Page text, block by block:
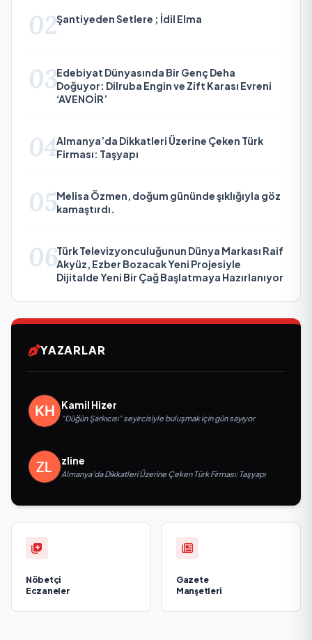
02Şantiyeden Setlere ; İdil Elma
03Edebiyat Dünyasında Bir Genç Deha
Doğuyor: Dilruba Engin ve Zift Karası Evreni
‘AVENOİR’
04Almanya’da Dikkatleri Üzerine Çeken Türk
Firması: Taşyapı
05Melisa Özmen, doğum gününde şıklığıyla göz
kamaştırdı.
06Türk Televizyonculuğunun Dünya Markası Raif
Akyüz, Ezber Bozacak Yeni Projesiyle
Dijitalde Yeni Bir Çağ Başlatmaya Hazırlanıyor
YAZARLAR
Kamil Hizer
“Düğün Şarkıcısı” seyircisiyle buluşmak için gün sayıyor
zline
Almanya’da Dikkatleri Üzerine Çeken Türk Firması: Taşyapı
Nöbetçi
Eczaneler
Gazete
Manşetleri